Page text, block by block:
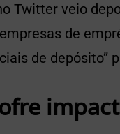
Twitter veio
de
de depósito”